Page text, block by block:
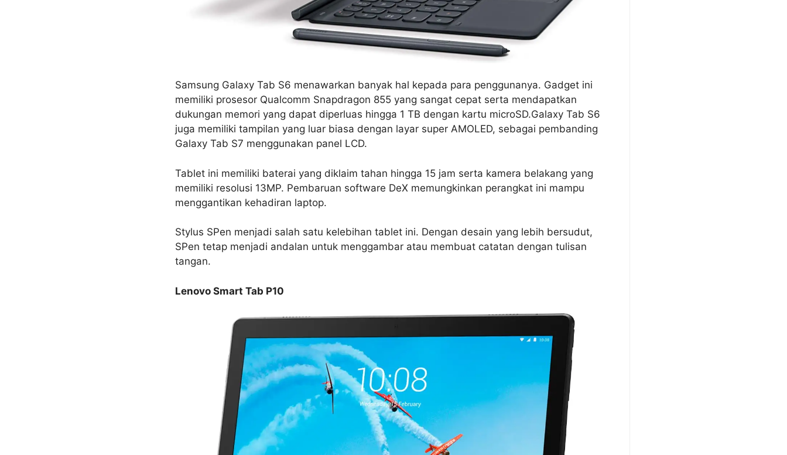
Samsung Galaxy Tab S6 menawarkan banyak hal kepada para penggunanya. Gadget ini
memiliki prosesor Qualcomm Snapdragon 855 yang sangat cepat serta mendapatkan
dukungan memori yang dapat diperluas hingga 1 TB dengan kartu microSD.Galaxy Tab S6
juga memiliki tampilan yang luar biasa dengan layar super AMOLED, sebagai pembanding
Galaxy Tab S7 menggunakan panel LCD.
Tablet ini memiliki baterai yang diklaim tahan hingga 15 jam serta kamera belakang yang
memiliki resolusi 13MP. Pembaruan software DeX memungkinkan perangkat ini mampu
menggantikan kehadiran laptop.
Stylus SPen menjadi salah satu kelebihan tablet ini. Dengan desain yang lebih bersudut,
SPen tetap menjadi andalan untuk menggambar atau membuat catatan dengan tulisan
tangan.
Lenovo Smart Tab P10